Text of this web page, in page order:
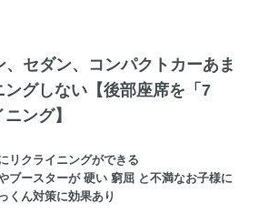
、セダン、コンパクトカーあま
ングしない【後部座席を「7
ング】
リクライニングができる
ブースターが 硬い 窮屈 と不満なお子様に
くん対策に効果あり